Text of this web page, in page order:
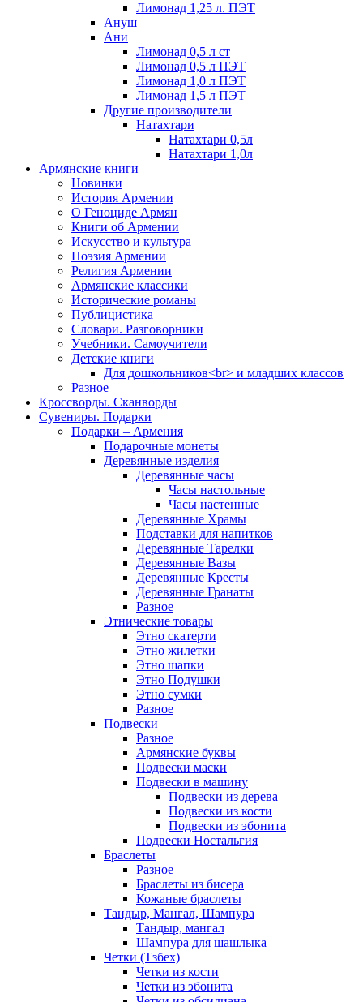
Лимонад 1,25 л. ПЭТ
Ануш
Ани
Лимонад 0,5 л ст
Лимонад 0,5 л ПЭТ
Лимонад 1,0 л ПЭТ
Лимонад 1,5 л ПЭТ
Другие производители
Натахтари
Натахтари 0,5л
Натахтари 1,0л
Армянские книги
Новинки
История Армении
О Геноциде Армян
Книги об Армении
Иcкусство и культура
Поэзия Армении
Религия Армении
Армянские классики
Исторические романы
Публицистика
Словари. Разговорники
Учебники. Самоучители
Детские книги
Для дошкольников<br> и младших классов
Разное
Кроссворды. Сканворды
Сувениры. Подарки
Подарки – Армения
Подарочные монеты
Деревянные изделия
Деревянные часы
Часы настольные
Часы настенные
Деревянные Храмы
Подставки для напитков
Деревянные Тарелки
Деревянные Вазы
Деревянные Кресты
Деревянные Гранаты
Разное
Этнические товары
Этно скатерти
Этно жилетки
Этно шапки
Этно Подушки
Этно сумки
Разное
Подвески
Разное
Армянские буквы
Подвески маски
Подвески в машину
Подвески из дерева
Подвески из кости
Подвески из эбонита
Подвески Ностальгия
Браслеты
Разное
Браслеты из бисера
Кожаные браслеты
Тандыр, Мангал, Шампура
Тандыр, мангал
Шампура для шашлыка
Четки (Тзбех)
Четки из кости
Четки из эбонита